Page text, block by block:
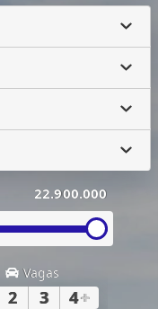
22.900.000
Vagas
2 3 4+